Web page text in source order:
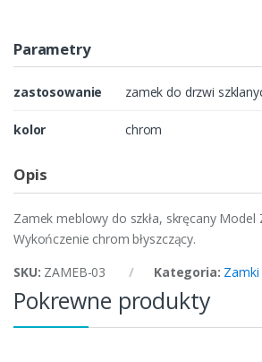
Parametry
zastosowanie zamek do drzwi
kolor chrom
Opis
Zamek meblowy do szkła, skręcany Model
Wykończenie chrom błyszczący.
SKU: ZAMEB-03 Kategoria: Zamki
Pokrewne produkty